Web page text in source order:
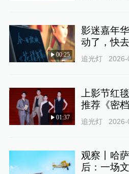
00:25
影迷嘉年
动了，快
追光灯
01:37
上影节红
推荐《密
追光灯
观察丨哈
后：一场